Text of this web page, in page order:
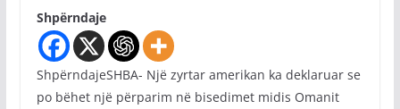
Shpërndaje
ShpërndajeSHBA- Një zyrtar amerikan ka deklaruar se
po bëhet një përparim në bisedimet midis Omanit